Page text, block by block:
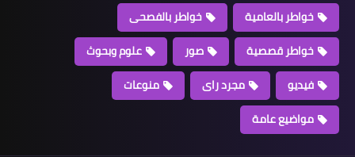
خواطر بالعامية
خواطر بالفصحى
خواطر قصصية
صور
علوم وبحوث
فيديو
مجرد راى
منوعات
مواضيع عامة